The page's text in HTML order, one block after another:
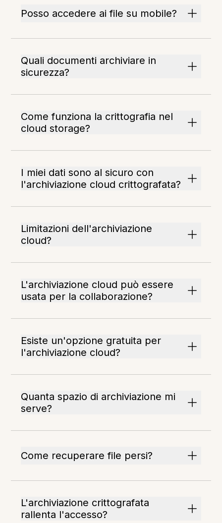
Posso accedere ai file su mobile?
Quali documenti archiviare in
sicurezza?
Come funziona la crittografia nel
cloud storage?
I miei dati sono al sicuro con
l'archiviazione cloud crittografata?
Limitazioni dell'archiviazione
cloud?
L'archiviazione cloud può essere
usata per la collaborazione?
Esiste un'opzione gratuita per
l'archiviazione cloud?
Quanta spazio di archiviazione mi
serve?
Come recuperare file persi?
L'archiviazione crittografata
rallenta l'accesso?